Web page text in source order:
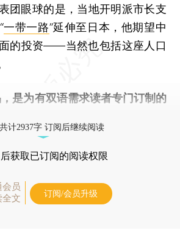
团眼球的是，当地开明派市长支
一带一路”延伸至日本，他期望中
的投资——当然也包括这座人口
是为有双语需求读者专门订制的
计2937字 订阅后继续阅读
后获取已订阅的阅读权限
会员
全文
订阅/会员升级